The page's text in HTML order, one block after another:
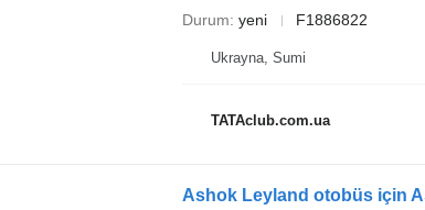
Durum yeni F1886822
Ukrayna, Sumi
TATAclub.com.ua
Ashok Leyland otobüs için